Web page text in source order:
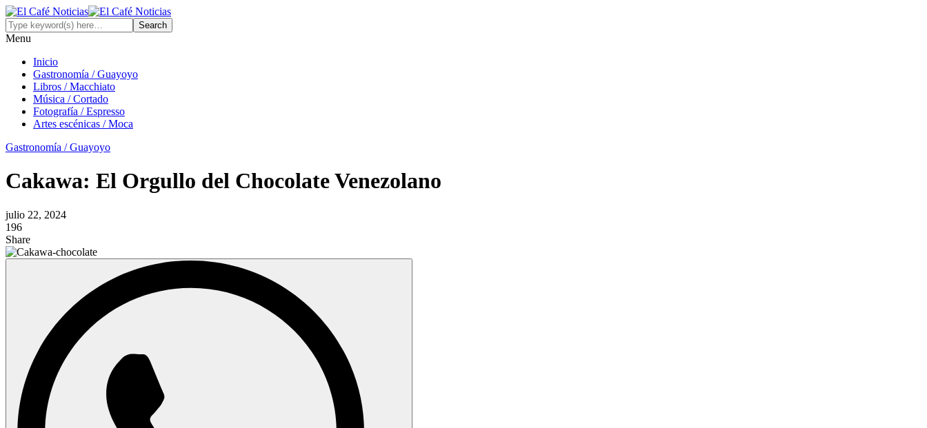
Menu
Inicio
Gastronomía / Guayoyo
Libros / Macchiato
Música / Cortado
Fotografía / Espresso
Artes escénicas / Moca
Gastronomía / Guayoyo
Cakawa: El Orgullo del Chocolate Venezolano
julio 22, 2024
196
Share